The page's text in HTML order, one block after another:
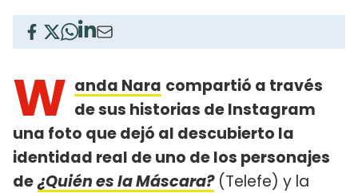
W anda Nara compartió a través
de sus historias de Instagram
una foto que dejó al descubierto la
identidad real de uno de los personajes
de¿Quién es la Máscara?(Telefe) y la